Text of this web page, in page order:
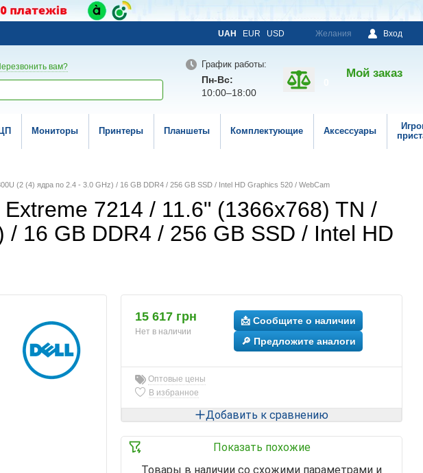
UAH EUR USD Желания Вход
вам? График работы:
Пн-Вс:
10:00–18:00
Мой заказ
Мониторы Принтеры Планшеты Комплектующие Аксессуары
(2 (4) ядра по 2.4 - 3.0 GHz) / 16 GB DDR4 / 256 GB SSD / Intel HD Graphics 520 / WebCam
7214 / 11.6" (1366x768) TN /
16 GB DDR4 / 256 GB SSD / Intel HD
15 617 грн
Нет в наличии
📩 Сообщите о наличии
🔎 Предложите аналоги
Оптовые цены
В избранное
Добавить к сравнению
Показать похожие
Товары в наличии со схожими параметрами и